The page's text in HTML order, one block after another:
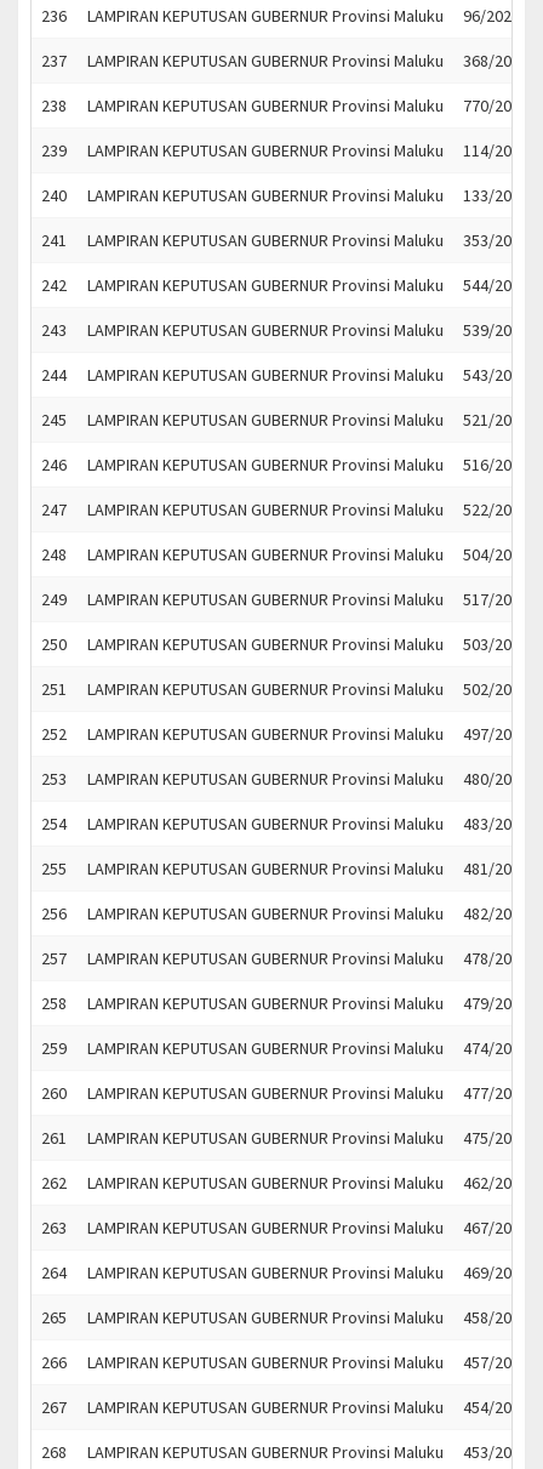
236 LAMPIRAN KEPUTUSAN GUBERNUR Provinsi Maluku 96/2021
237 LAMPIRAN KEPUTUSAN GUBERNUR Provinsi Maluku 368/2021
238 LAMPIRAN KEPUTUSAN GUBERNUR Provinsi Maluku 770/2021
239 LAMPIRAN KEPUTUSAN GUBERNUR Provinsi Maluku 114/2021
240 LAMPIRAN KEPUTUSAN GUBERNUR Provinsi Maluku 133/2021
241 LAMPIRAN KEPUTUSAN GUBERNUR Provinsi Maluku 353/2021
242 LAMPIRAN KEPUTUSAN GUBERNUR Provinsi Maluku 544/2022
243 LAMPIRAN KEPUTUSAN GUBERNUR Provinsi Maluku 539/2022
244 LAMPIRAN KEPUTUSAN GUBERNUR Provinsi Maluku 543/2022
245 LAMPIRAN KEPUTUSAN GUBERNUR Provinsi Maluku 521/2022
246 LAMPIRAN KEPUTUSAN GUBERNUR Provinsi Maluku 516/2022
247 LAMPIRAN KEPUTUSAN GUBERNUR Provinsi Maluku 522/2022
248 LAMPIRAN KEPUTUSAN GUBERNUR Provinsi Maluku 504/2022
249 LAMPIRAN KEPUTUSAN GUBERNUR Provinsi Maluku 517/2022
250 LAMPIRAN KEPUTUSAN GUBERNUR Provinsi Maluku 503/2022
251 LAMPIRAN KEPUTUSAN GUBERNUR Provinsi Maluku 502/2022
252 LAMPIRAN KEPUTUSAN GUBERNUR Provinsi Maluku 497/2022
253 LAMPIRAN KEPUTUSAN GUBERNUR Provinsi Maluku 480/2022
254 LAMPIRAN KEPUTUSAN GUBERNUR Provinsi Maluku 483/2022
255 LAMPIRAN KEPUTUSAN GUBERNUR Provinsi Maluku 481/2022
256 LAMPIRAN KEPUTUSAN GUBERNUR Provinsi Maluku 482/2022
257 LAMPIRAN KEPUTUSAN GUBERNUR Provinsi Maluku 478/2022
258 LAMPIRAN KEPUTUSAN GUBERNUR Provinsi Maluku 479/2022
259 LAMPIRAN KEPUTUSAN GUBERNUR Provinsi Maluku 474/2022
260 LAMPIRAN KEPUTUSAN GUBERNUR Provinsi Maluku 477/2022
261 LAMPIRAN KEPUTUSAN GUBERNUR Provinsi Maluku 475/2022
262 LAMPIRAN KEPUTUSAN GUBERNUR Provinsi Maluku 462/2022
263 LAMPIRAN KEPUTUSAN GUBERNUR Provinsi Maluku 467/2022
264 LAMPIRAN KEPUTUSAN GUBERNUR Provinsi Maluku 469/2022
265 LAMPIRAN KEPUTUSAN GUBERNUR Provinsi Maluku 458/2022
266 LAMPIRAN KEPUTUSAN GUBERNUR Provinsi Maluku 457/2022
267 LAMPIRAN KEPUTUSAN GUBERNUR Provinsi Maluku 454/2022
268 LAMPIRAN KEPUTUSAN GUBERNUR Provinsi Maluku 453/2022